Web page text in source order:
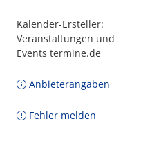
Kalender-Ersteller:
Veranstaltungen und
Events termine.de
Anbieterangaben
Fehler melden